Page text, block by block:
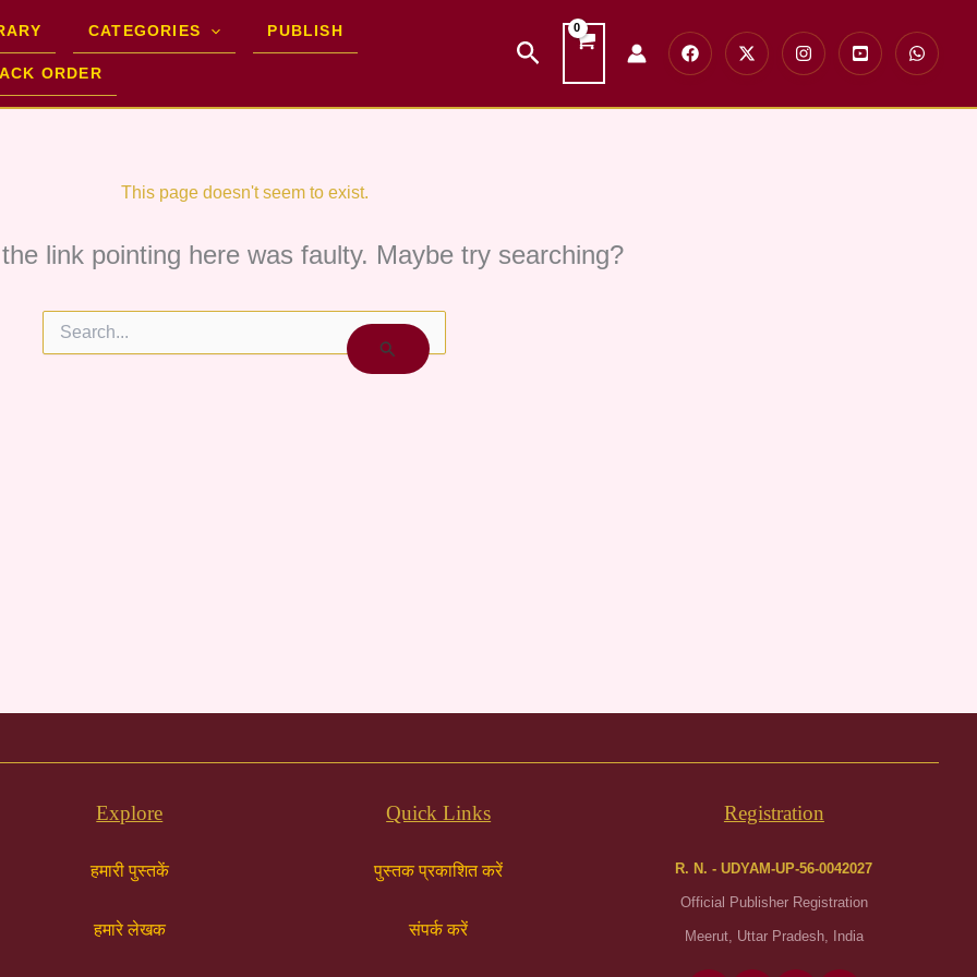
CATEGORIES PUBLISH
ORDER
Search
This page doesn't seem to exist.
link pointing here was faulty. Maybe try searching?
for:
Explore
हमारी पुस्तकें
हमारे लेखक
Quick Links
पुस्तक प्रकाशित करें
संपर्क करें
Registration
R. N. - UDYAM-UP-56-0042027
Official Publisher Registration
Meerut, Uttar Pradesh, India